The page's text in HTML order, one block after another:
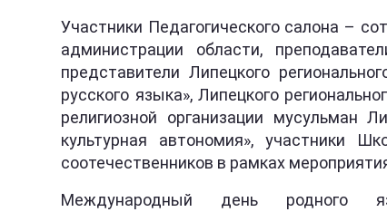
Участники Педагогического салона –
администрации области,
представители Липецкого
русского языка», Липецкого
религиозной организации мусульман
культурная автономия», участники
соотечественников в рамках
Международный день